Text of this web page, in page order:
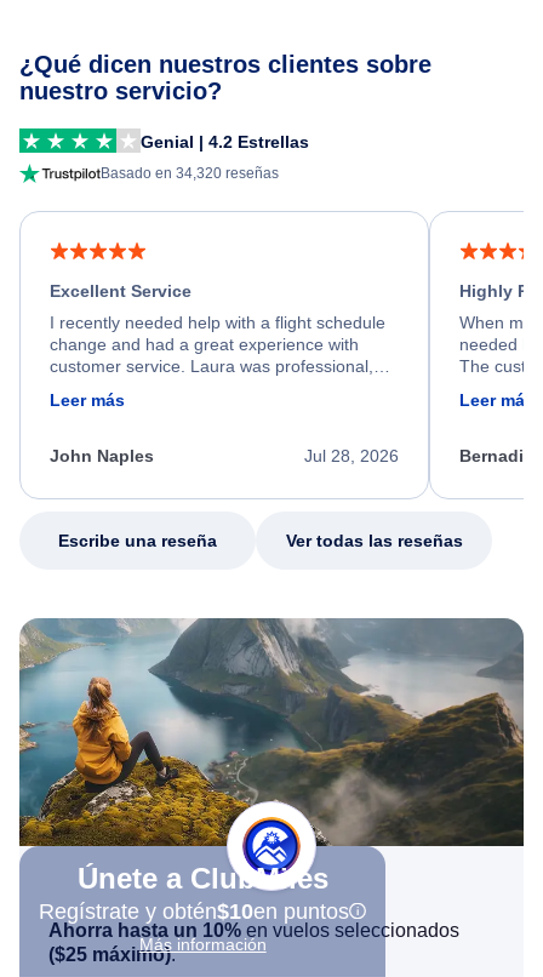
¿Qué dicen nuestros clientes sobre
nuestro servicio?
Genial | 4.2 Estrellas
Basado en 34,320 reseñas
Excellent Service
I recently needed help with a flight schedule
change and had a great experience with
customer service. Laura was professional,
friendly, and very helpful throughout the
process. She quickly found a solution and
appreciate her excellent service.
Leer más
Jul 28, 2026
John Naples
Highly
When my
needed
The
calm,
my issue.
Leer más
Escribe una reseña Ver todas las reseñas
Únete a ClubMiles
Regístrate y obtén$10en puntos
Más información
Ahorra hasta un 10% en vuelos seleccionados
($25 máximo).